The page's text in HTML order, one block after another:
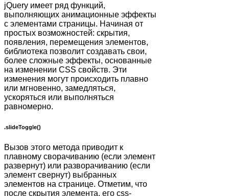
jQuery имеет ряд функций,
выполняющих анимационные эффекты
с элементами страницы. Начиная от
простых возможностей: скрытия,
появления, перемещения элементов,
библиотека позволит создавать свои,
более сложные эффекты, основанные
на изменении CSS свойств. Эти
изменения могут происходить плавно
или мгновенно, замедляться,
ускоряться или выполняться
равномерно.
.slideToggle()
Вызов этого метода приводит к
плавному сворачиванию (если элемент
развернут) или разворачиванию (если
элемент свернут) выбранных
элементов на странице. Отметим, что
после скрытия элемента, его css-